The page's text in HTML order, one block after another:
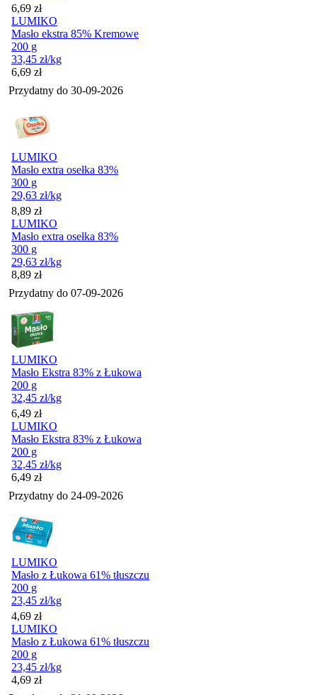
Cena
6,69 zł
LUMIKO
Masło ekstra 85% Kremowe
200 g
33,45 zł/kg
Cena
6,69 zł
Przydatny do 30-09-2026
LUMIKO
Masło extra osełka 83%
300 g
29,63 zł/kg
Cena
8,89 zł
LUMIKO
Masło extra osełka 83%
300 g
29,63 zł/kg
Cena
8,89 zł
Przydatny do 07-09-2026
LUMIKO
Masło Ekstra 83% z Łukowa
200 g
32,45 zł/kg
Cena
6,49 zł
LUMIKO
Masło Ekstra 83% z Łukowa
200 g
32,45 zł/kg
Cena
6,49 zł
Przydatny do 24-09-2026
LUMIKO
Masło z Łukowa 61% tłuszczu
200 g
23,45 zł/kg
Cena
4,69 zł
LUMIKO
Masło z Łukowa 61% tłuszczu
200 g
23,45 zł/kg
Cena
4,69 zł